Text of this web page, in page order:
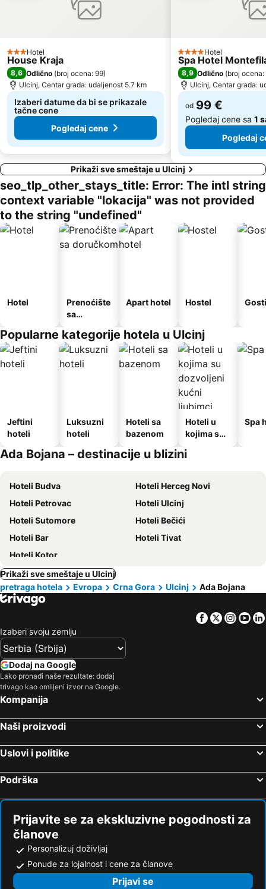
3 Zvezdice
Hotel
House Kraja
8,6 Odlično (broj ocena: 99)
Ulcinj, Centar grada: udaljenost 5.7 km
Izaberi datume da bi se prikazale
tačne cene
Pogledaj cene
4 Zvezdice
Hotel
Spa Hotel
8,9 Odlično (broj ocena:
Ulcinj, Centar grada:
od 99 €
Pogledaj cene sa 1
Pogledaj
Prikaži sve smeštaje u Ulcinj
seo_tlp_other_stays_title: Error: The intl string
context variable "lokacija" was not provided
to the string "undefined"
Hotel
Prenoćište
sa
Apart hotel Hostel
Popularne kategorije hotela u Ulcinj
Jeftini
hoteli
Luksuzni
hoteli
Hoteli sa
bazenom
Hoteli u
kojima su
kućni
Spa
Ada Bojana – destinacije u blizini
Hoteli Budva
Hoteli Herceg Novi
Hoteli Petrovac
Hoteli Ulcinj
Hoteli Sutomore
Hoteli Bečići
Hoteli Bar
Hoteli Tivat
Hoteli Kotor
Prikaži sve smeštaje u Ulcinj
pretraga hotela
Evropa Crna Gora Ulcinj Ada Bojana
Facebook
Twitter
Izaberi svoju zemlju
Dodaj na Google
Lako pronađi naše rezultate: dodaj
trivago kao omiljeni izvor na Google.
Kompanija
Naši proizvodi
Uslovi i politike
Podrška
Prijavite se za ekskluzivne pogodnosti za
članove
Personalizuj doživljaj
Ponude za lojalnost i cene za članove
Prijavi se